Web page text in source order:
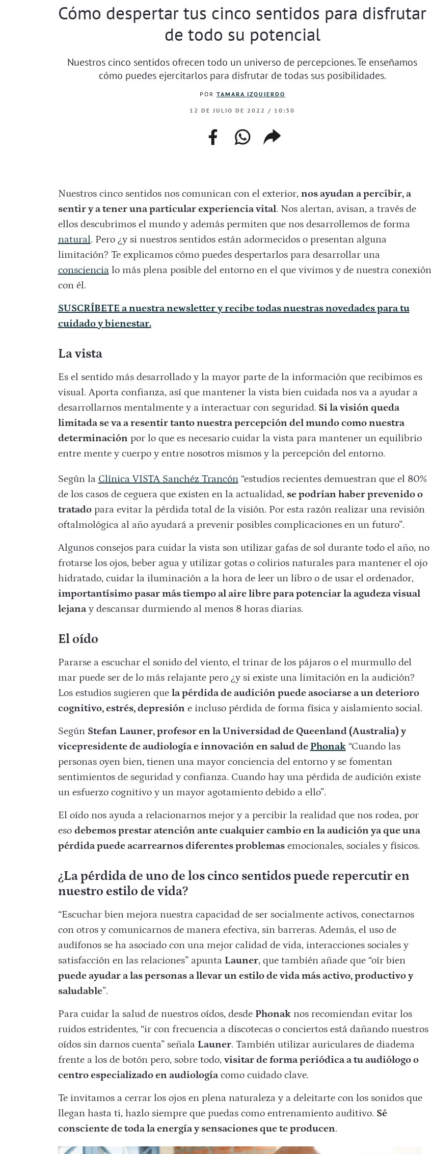
Cómo despertar tus cinco sentidos para disfrutar
de todo su potencial
Nuestros cinco sentidos ofrecen todo un universo de percepciones. Te enseñamos
cómo puedes ejercitarlos para disfrutar de todas sus posibilidades.
POR TAMARA IZQUIERDO
12 DE JULIO DE 2022 / 10:30
facebookwhatsapp
web
copiar
enlace
Nuestros cinco sentidos nos comunican con el exterior, nos ayudan a percibir, a
sentir y a tener una particular experiencia vital. Nos alertan, avisan, a través de
ellos descubrimos el mundo y además permiten que nos desarrollemos de forma
natural. Pero ¿y si nuestros sentidos están adormecidos o presentan alguna
limitación? Te explicamos cómo puedes despertarlos para desarrollar una
consciencialo más plena posible del entorno en el que vivimos y de nuestra conexión
con él.
SUSCRÍBETE a nuestra newsletter y recibe todas nuestras novedades para tu
cuidado y bienestar.
La vista
Es el sentido más desarrollado y la mayor parte de la información que recibimos es
visual. Aporta confianza, así que mantener la vista bien cuidada nos va a ayudar a
desarrollarnos mentalmente y a interactuar con seguridad. Si la visión queda
limitada se va a resentir tanto nuestra percepción del mundo como nuestra
determinación por lo que es necesario cuidar la vista para mantener un equilibrio
entre mente y cuerpo y entre nosotros mismos y la percepción del entorno.
Según la Clínica VISTA Sanchéz Trancón“estudios recientes demuestran que el 80%
de los casos de ceguera que existen en la actualidad, se podrían haber prevenido o
tratadopara evitar la pérdida total de la visión. Por esta razón realizar una revisión
oftalmológica al año ayudará a prevenir posibles complicaciones en un futuro”.
Algunos consejos para cuidar la vista son utilizar gafas de sol durante todo el año, no
frotarse los ojos, beber agua y utilizar gotas o colirios naturales para mantener el ojo
hidratado, cuidar la iluminación a la hora de leer un libro o de usar el ordenador,
importantísimo pasar más tiempo al aire libre para potenciar la agudeza visual
lejanay descansar durmiendo al menos 8 horas diarias.
El oído
Pararse a escuchar el sonido del viento, el trinar de los pájaros o el murmullo del
mar puede ser de lo más relajante pero ¿y si existe una limitación en la audición?
Los estudios sugieren que la pérdida de audición puede asociarse a un deterioro
cognitivo, estrés, depresión e incluso pérdida de forma física y aislamiento social.
Según Stefan Launer, profesor en la Universidad de Queenland (Australia) y
vicepresidente de audiología e innovación en salud de Phonak“Cuando las
personas oyen bien, tienen una mayor conciencia del entorno y se fomentan
sentimientos de seguridad y confianza. Cuando hay una pérdida de audición existe
un esfuerzo cognitivo y un mayor agotamiento debido a ello”.
El oído nos ayuda a relacionarnos mejor y a percibir la realidad que nos rodea, por
eso debemos prestar atención ante cualquier cambio en la audición ya que una
pérdida puede acarrearnos diferentes problemasemocionales, sociales y físicos.
¿La pérdida de uno de los cinco sentidos puede repercutir en
nuestro estilo de vida?
“Escuchar bien mejora nuestra capacidad de ser socialmente activos, conectarnos
con otros y comunicarnos de manera efectiva, sin barreras. Además, el uso de
audífonos se ha asociado con una mejor calidad de vida, interacciones sociales y
satisfacción en las relaciones” apunta Launer, que también añade que “oír bien
puede ayudar a las personas a llevar un estilo de vida más activo, productivo y
saludable”.
Para cuidar la salud de nuestros oídos, desde Phonaknos recomiendan evitar los
ruidos estridentes, “ir con frecuencia a discotecas o conciertos está dañando nuestros
oídos sin darnos cuenta” señala Launer. También utilizar auriculares de diadema
frente a los de botón pero, sobre todo, visitar de forma periódica a tu audiólogo o
centro especializado en audiologíacomo cuidado clave.
Te invitamos a cerrar los ojos en plena naturaleza y a deleitarte con los sonidos que
llegan hasta ti, hazlo siempre que puedas como entrenamiento auditivo. Sé
consciente de toda la energía y sensaciones que te producen.